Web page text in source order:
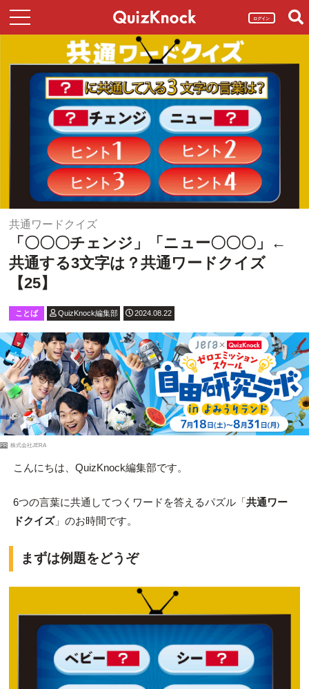
ログイン
共通ワードクイズ
「〇〇〇チェンジ」「ニュー〇〇〇」←
共通する3文字は？共通ワードクイズ
【25】
ことば QuizKnock編集部 2024.08.22
PR 株式会社JERA
こんにちは、QuizKnock編集部です。
6つの言葉に共通してつくワードを答えるパズル「共通ワー
ドクイズ」のお時間です。
まずは例題をどうぞ